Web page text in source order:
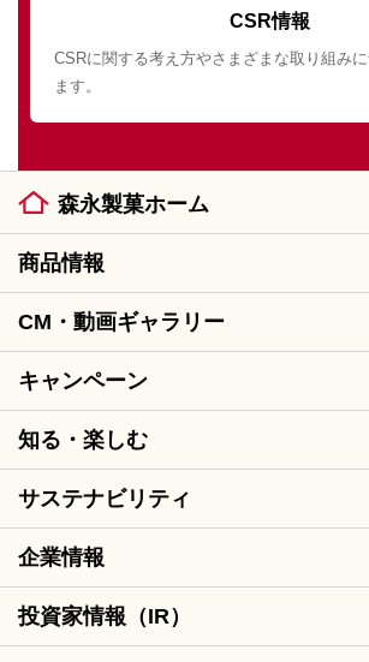
CSR情報
CSRに関する考え方やさまざまな取り組み
ます。
森永製菓ホーム
商品情報
CM・動画ギャラリー
キャンペーン
知る・楽しむ
サステナビリティ
企業情報
投資家情報（IR）